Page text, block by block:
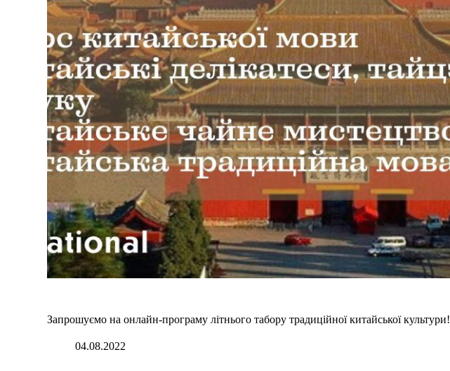
Запрошуємо на онлайн-програму літнього табору традиційної китайської культури!
04.08.2022